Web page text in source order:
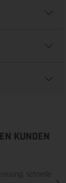
KUNDEN
schnelle